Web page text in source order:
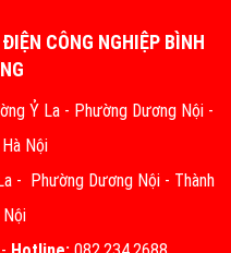
CÔNG NGHIỆP BÌNH
Ỷ La - Phường Dương Nội -
Nội
- Phường Dương Nội - Thành